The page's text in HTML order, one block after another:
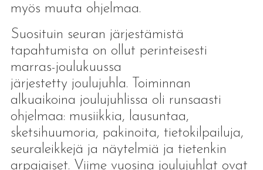
myös muuta ohjelmaa.
Suosituin seuran järjestämistä
tapahtumista on ollut perinteisesti
marras-joulukuussa
järjestetty joulujuhla. Toiminnan
alkuaikoina joulujuhlissa oli runsaasti
ohjelmaa: musiikkia, lausuntaa,
sketsihuumoria, pakinoita, tietokilpailuja,
seuraleikkejä ja näytelmiä ja tietenkin
arpajaiset. Viime vuosina joulujuhlat ovat